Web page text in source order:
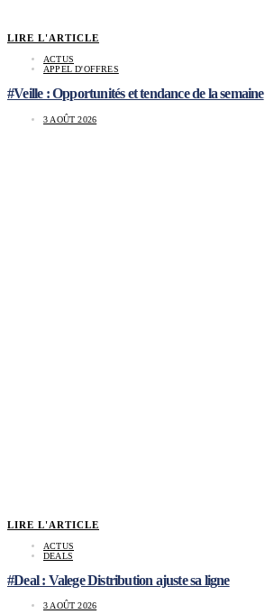
LIRE L'ARTICLE
ACTUS
APPEL D'OFFRES
#Veille : Opportunités et tendance de la semaine
3 AOÛT 2026
LIRE L'ARTICLE
ACTUS
DEALS
#Deal : Valege Distribution ajuste sa ligne
3 AOÛT 2026